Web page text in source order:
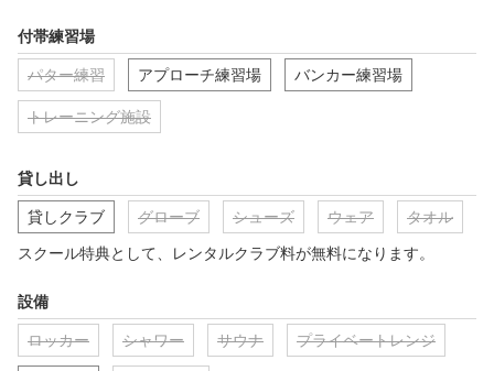
付帯練習場
パター練習 アプローチ練習場 バンカー練習場
トレーニング施設
貸し出し
貸しクラブ グローブ シューズ ウェア タオル
スクール特典として、レンタルクラブ料が無料になります。
設備
ロッカー シャワー サウナ プライベートレンジ